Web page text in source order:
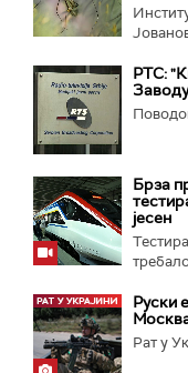
РТС:
Брза
јесен
Руски
Рат у